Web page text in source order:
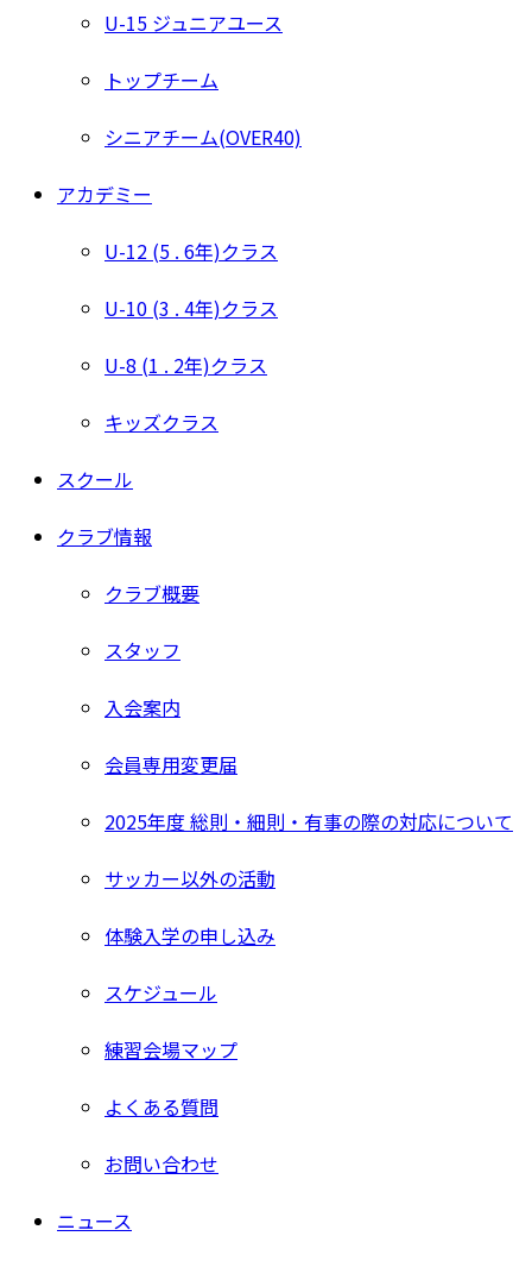
U-15 ジュニアユース
トップチーム
シニアチーム(OVER40)
アカデミー
U-12 (5 . 6年)クラス
U-10 (3 . 4年)クラス
U-8 (1 . 2年)クラス
キッズクラス
スクール
クラブ情報
クラブ概要
スタッフ
入会案内
会員専用変更届
2025年度 総則・細則・有事の際の対応について
サッカー以外の活動
体験入学の申し込み
スケジュール
練習会場マップ
よくある質問
お問い合わせ
ニュース